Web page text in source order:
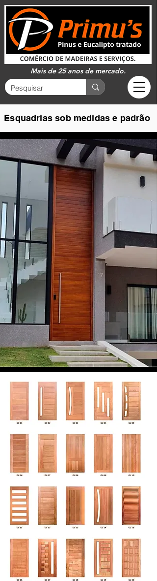
Mais de 25 anos de mercado.
Esquadrias sob medidas e padrão